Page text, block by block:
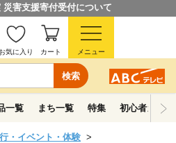
害支援寄付受付について
検索
お気に入り カート メニュー
一覧 まち一覧 特集 初心者ガイド
・イベント・体験